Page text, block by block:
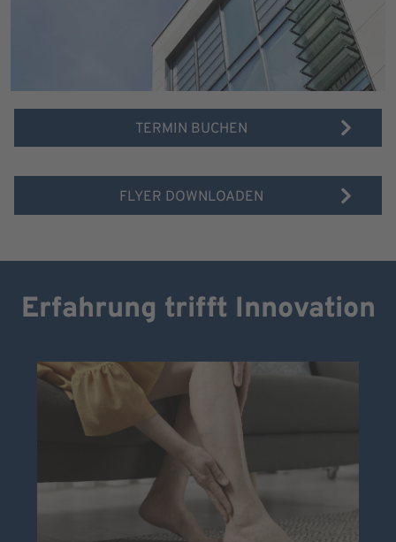
TERMIN BUCHEN
FLYER DOWNLOADEN
Erfahrung trifft Innovation